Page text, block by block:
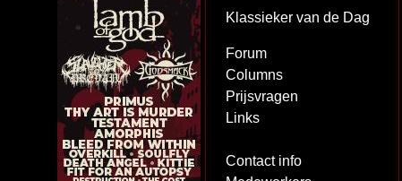
Klassieker van de Dag
Forum
Columns
Prijsvragen
Links
Contact info